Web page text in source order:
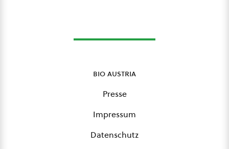
bio austria
Presse
Impressum
Datenschutz